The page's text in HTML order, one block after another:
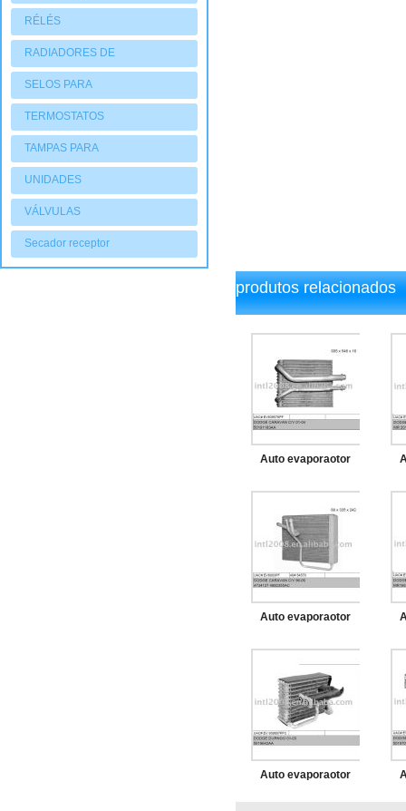
RÉLÉS
RADIADORES DE
AQUECIMENTO
SELOS PARA
COMPRESSORES
TERMOSTATOS
TAMPAS PARA
COMPRESSORES
UNIDADES
CONDENSADORAS
VÁLVULAS
Secador receptor
produtos relacionados
Auto evaporaotor
c/ v 01 - 04
Auto evaporaotor
c/ v 96-00
Auto evaporaotor